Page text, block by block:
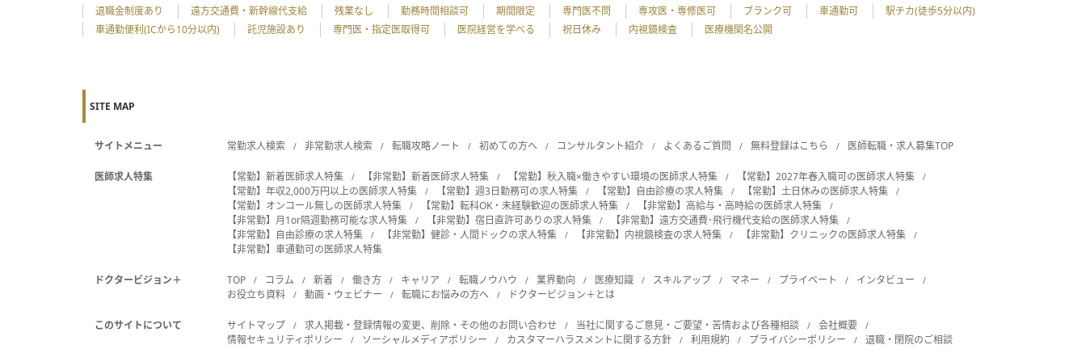
退職金制度あり
遠方交通費・新幹線代支給 残業なし 勤務時間相談可 期間限定 専門医不問 専攻医・専修医可 ブランク可 車通勤可
駅チカ(徒歩5分以内)
車通勤便利(ICから10分以内)
託児施設あり 専門医・指定医取得可 医院経営を学べる 祝日休み 内視鏡検査 医療機関名公開
SITE MAP
サイトメニュー 常勤求人検索 非常勤求人検索 転職攻略ノート 初めての方へ コンサルタント紹介 よくあるご質問 無料登録はこちら 医師転職・求人募集TOP
医師求人特集 【常勤】新着医師求人特集 【非常勤】新着医師求人特集 【常勤】秋入職×働きやすい環境の医師求人特集
【常勤】2027年春入職可の医師求人特集
【常勤】年収2,000万円以上の医師求人特集
【常勤】週3日勤務可の求人特集 【常勤】自由診療の求人特集
【常勤】土日休みの医師求人特集
【常勤】オンコール無しの医師求人特集
【常勤】転科OK・未経験歓迎の医師求人特集
【非常勤】高給与・高時給の医師求人特集
【非常勤】月1or隔週勤務可能な求人特集
【非常勤】宿日直許可ありの求人特集
【非常勤】遠方交通費･飛行機代支給の医師求人特集
【非常勤】自由診療の求人特集
【非常勤】健診・人間ドックの求人特集 【非常勤】内視鏡検査の求人特集
【非常勤】クリニックの医師求人特集
【非常勤】車通勤可の医師求人特集
ドクタービジョン＋ TOP コラム 新着 働き方 キャリア 転職ノウハウ 業界動向 医療知識 スキルアップ マネー プライベート
インタビュー
お役立ち資料
動画・ウェビナー 転職にお悩みの方へ ドクタービジョン＋とは
このサイトについて サイトマップ 求人掲載・登録情報の変更、削除・その他のお問い合わせ 当社に関するご意見・ご要望・苦情および各種相談
会社概要
情報セキュリティポリシー
ソーシャルメディアポリシー カスタマーハラスメントに関する方針 利用規約 プライバシーポリシー 退職・閉院のご相談